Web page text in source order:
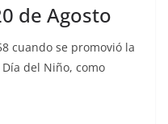
de Agosto
cuando se promovió la
del Niño, como